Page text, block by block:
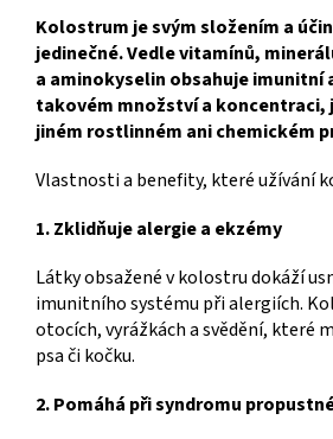
Kolostrum je svým složením a
jedinečné. Vedle vitamínů,
a aminokyselin obsahuje imunitní
takovém množství a koncentraci,
jiném rostlinném ani chemickém
Vlastnosti a benefity, které užívání
1. Zklidňuje alergie a ekzémy
Látky obsažené v kolostru dokáží
imunitního systému při alergiích.
otocích, vyrážkách a svědění, které
psa či kočku.
2. Pomáhá při syndromu